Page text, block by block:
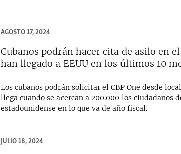
AGOSTO 17, 2024
Cubanos podrán hacer cita de asilo en
han llegado a EEUU en los últimos 10
Los cubanos podrán solicitar el CBP One desde
llega cuando se acercan a 200.000 los ciudadanos
estadounidense en lo que va de año fiscal.
JULIO 18, 2024